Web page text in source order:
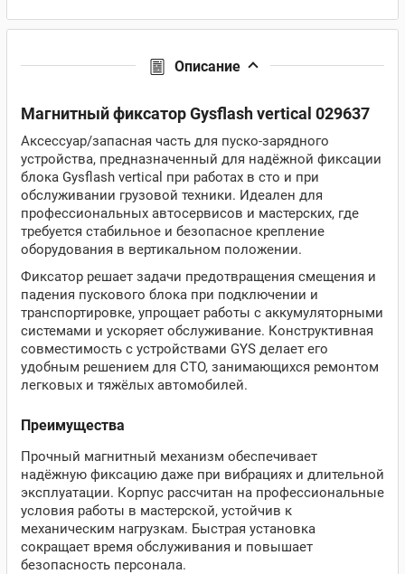
Описание
Магнитный фиксатор Gysflash vertical 029637
Аксессуар/запасная часть для пуско-зарядного
устройства, предназначенный для надёжной фиксации
блока Gysflash vertical при работах в сто и при
обслуживании грузовой техники. Идеален для
профессиональных автосервисов и мастерских, где
требуется стабильное и безопасное крепление
оборудования в вертикальном положении.
Фиксатор решает задачи предотвращения смещения и
падения пускового блока при подключении и
транспортировке, упрощает работы с аккумуляторными
системами и ускоряет обслуживание. Конструктивная
совместимость с устройствами GYS делает его
удобным решением для СТО, занимающихся ремонтом
легковых и тяжёлых автомобилей.
Преимущества
Прочный магнитный механизм обеспечивает
надёжную фиксацию даже при вибрациях и длительной
эксплуатации. Корпус рассчитан на профессиональные
условия работы в мастерской, устойчив к
механическим нагрузкам. Быстрая установка
сокращает время обслуживания и повышает
безопасность персонала.